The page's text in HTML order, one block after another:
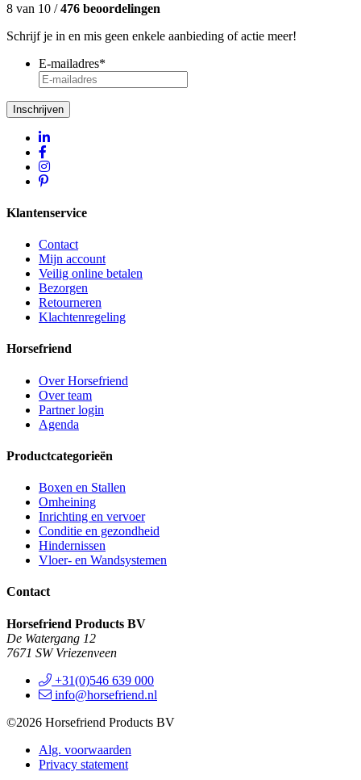
8 van 10 /476 beoordelingen
Schrijf je in en mis geen enkele aanbieding of actie meer!
E-mailadres*
Inschrijven
Klantenservice
Contact
Mijn account
Veilig online betalen
Bezorgen
Retourneren
Klachtenregeling
Horsefriend
Over Horsefriend
Over team
Partner login
Agenda
Productcategorieën
Boxen en Stallen
Omheining
Inrichting en vervoer
Conditie en gezondheid
Hindernissen
Vloer- en Wandsystemen
Contact
Horsefriend Products BV
De Watergang 12
7671 SW Vriezenveen
+31(0)546 639 000
info@horsefriend.nl
©2026 Horsefriend Products BV
Alg. voorwaarden
Privacy statement